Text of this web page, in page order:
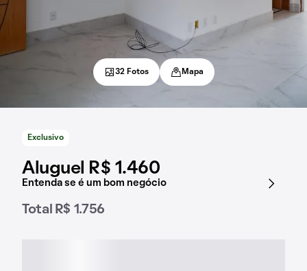
Exclusivo
Aluguel R$ 1.460
Entenda se é um bom negócio
Total R$ 1.756
32 Fotos Mapa